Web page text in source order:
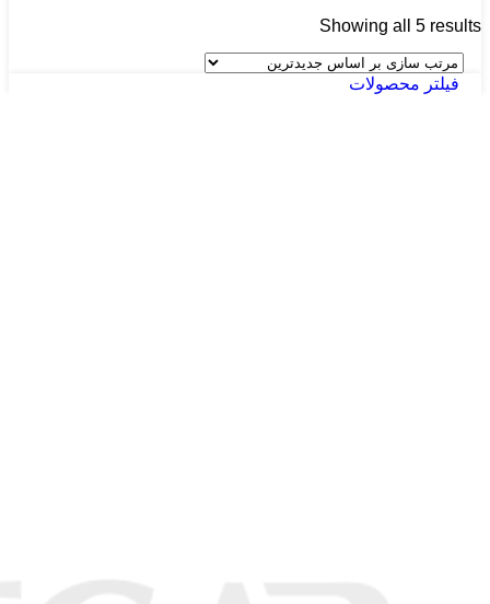
Showing all 5 results
latest
فیلتر محصولات